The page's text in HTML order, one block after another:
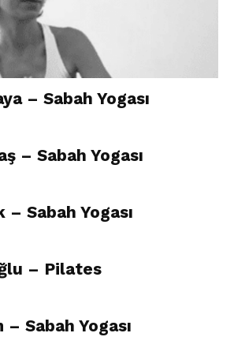
– Sabah Yogası
– Sabah Yogası
Sabah Yogası
– Pilates
– Sabah Yogası